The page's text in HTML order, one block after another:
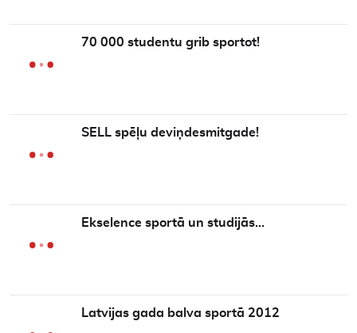
70 000 studentu grib sportot!
SELL spēļu deviņdesmitgade!
Ekselence sportā un studijās…
Latvijas gada balva sportā 2012